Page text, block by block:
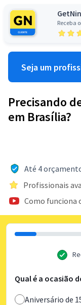
Receba
Seja um
Precisando
em Brasília?
Até 4
Profissionais
Como funciona
Qual é a ocasião
Aniversário de